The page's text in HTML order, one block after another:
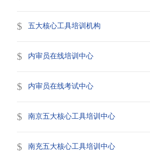
五大核心工具培训机构
内审员在线培训中心
内审员在线考试中心
南京五大核心工具培训中心
南充五大核心工具培训中心